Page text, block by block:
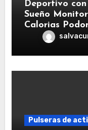
Deportivo
Sueño
Calorias
Pulseras de